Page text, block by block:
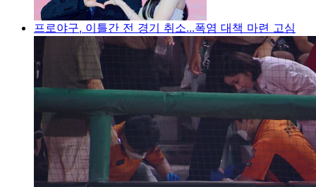
프로야구, 이틀간 전 경기 취소...폭염 대책 마련 고심